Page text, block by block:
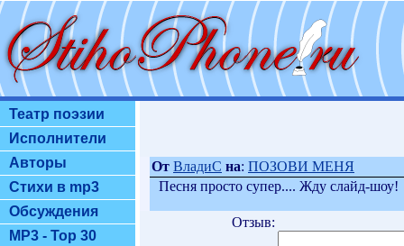
Театр поэзии
Исполнители
Авторы
Стихи в mp3
Обсуждения
MP3 - Top 30
От ВладиС на: ПОЗОВИ МЕНЯ
Песня просто супер.... Жду слайд-шоу!
Отзыв: